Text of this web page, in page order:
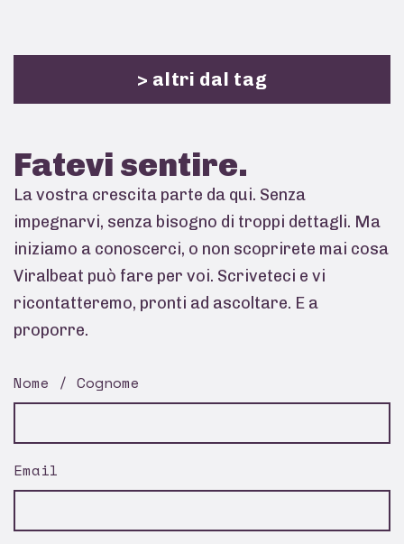
> altri dal tag
Fatevi sentire.
La vostra crescita parte da qui. Senza
impegnarvi, senza bisogno di troppi dettagli. Ma
iniziamo a conoscerci, o non scoprirete mai cosa
Viralbeat può fare per voi. Scriveteci e vi
ricontatteremo, pronti ad ascoltare. E a
proporre.
Nome / Cognome
Email